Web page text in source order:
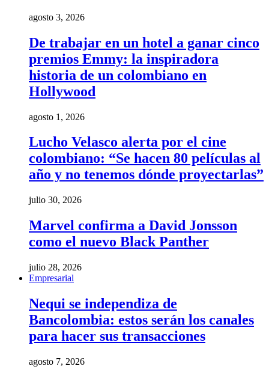
agosto 3, 2026
De trabajar en un hotel a ganar cinco
premios Emmy: la inspiradora
historia de un colombiano en
Hollywood
agosto 1, 2026
Lucho Velasco alerta por el cine
colombiano: “Se hacen 80 películas al
año y no tenemos dónde proyectarlas”
julio 30, 2026
Marvel confirma a David Jonsson
como el nuevo Black Panther
julio 28, 2026
Empresarial
Nequi se independiza de
Bancolombia: estos serán los canales
para hacer sus transacciones
agosto 7, 2026